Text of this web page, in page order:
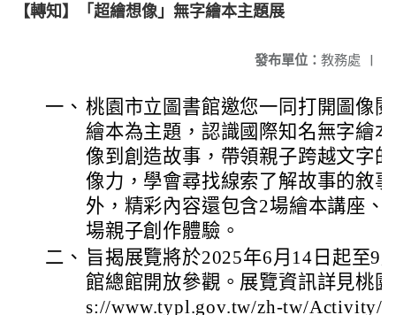
【轉知】「超繪想像」無字繪本主題展
發布單位： 教務處 |
一、 桃園市立圖書館邀您一同打開圖像
繪本為主題，認識國際知名無字繪
像到創造故事，帶領親子跨越文字
像力，學會尋找線索了解故事的敘
外，精彩內容還包含2場繪本講座、
場親子創作體驗。
二、 旨揭展覽將於2025年6月14日起至9
館總館開放參觀。展覽資訊詳見桃
s://www.typl.gov.tw/zh-tw/Activity/